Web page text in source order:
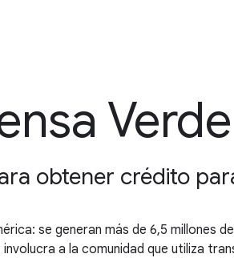
Verde
obtener crédito
se generan más de 6,5 millones
a la comunidad que utiliza